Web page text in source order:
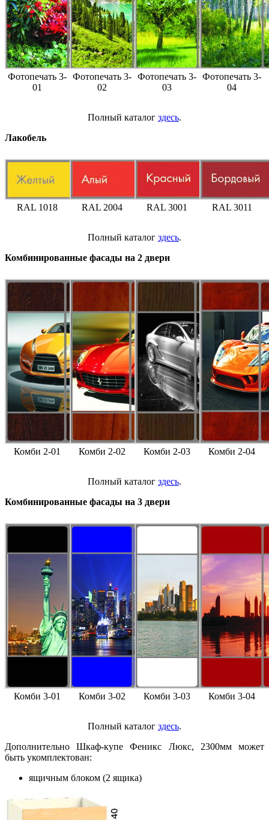
Фотопечать 3-
01
Фотопечать 3-
02
Фотопечать 3-
03
Фотопечать 3-
04
Полный каталог здесь.
Лакобель
RAL 1018 RAL 2004 RAL 3001 RAL 3011
Полный каталог здесь.
Комбинированные фасады на 2 двери
Комби 2-01 Комби 2-02 Комби 2-03 Комби 2-04
Полный каталог здесь.
Комбинированные фасады на 3 двери
Комби 3-01 Комби 3-02 Комби 3-03 Комби 3-04
Полный каталог здесь.
Дополнительно Шкаф-купе Феникс Люкс, 2300мм может
быть укомплектован:
ящичным блоком (2 ящика)